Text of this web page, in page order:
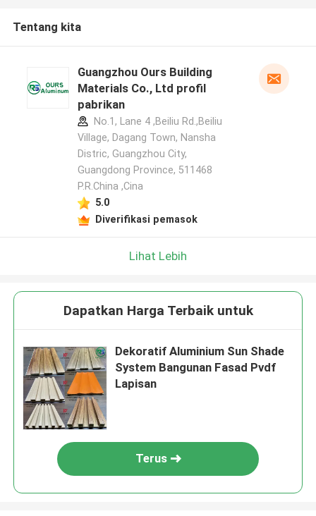
Tentang kita
Guangzhou Ours Building
Materials Co., Ltd profil
pabrikan
No.1, Lane 4 ,Beiliu Rd.,Beiliu
Village, Dagang Town, Nansha
Distric, Guangzhou City,
Guangdong Province, 511468
P.R.China ,Cina
5.0
Diverifikasi pemasok
Lihat Lebih
Dapatkan Harga Terbaik untuk
Dekoratif Aluminium Sun Shade
System Bangunan Fasad Pvdf
Lapisan
Terus